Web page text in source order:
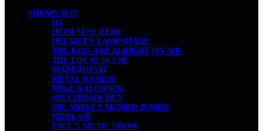
SHOWS H-Q
H1
HEIM SÜSS HEIM
HELMET’S LAMPSHADE
THE KIDS ARE ALRIGHT ON AIR
THE LOCAL SCENE
MANEDOESIT
METAL ILLNESS
MIKE KALODNER
MILCHMÄDCHEN
MR. MOJO’S MUMBO JUMBO
NIEBLAIR
PAUL’S MUSIC SHOW